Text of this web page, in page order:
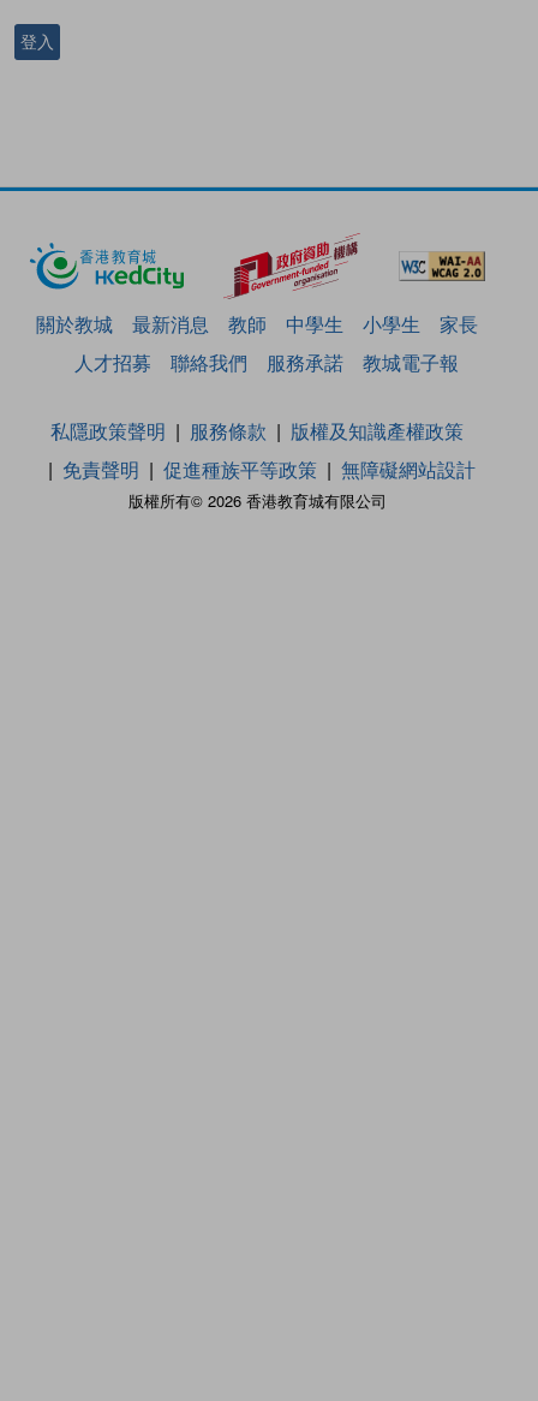
登入
關於教城 最新消息 教師 中學生 小學生
家長
人才招募
聯絡我們 服務承諾 教城電子報
版權所有© 2026 香港教育城有限公司
私隱政策聲明 服務條款
版權及知識產權政策
免責聲明
促進種族平等政策 無障礙網站設計